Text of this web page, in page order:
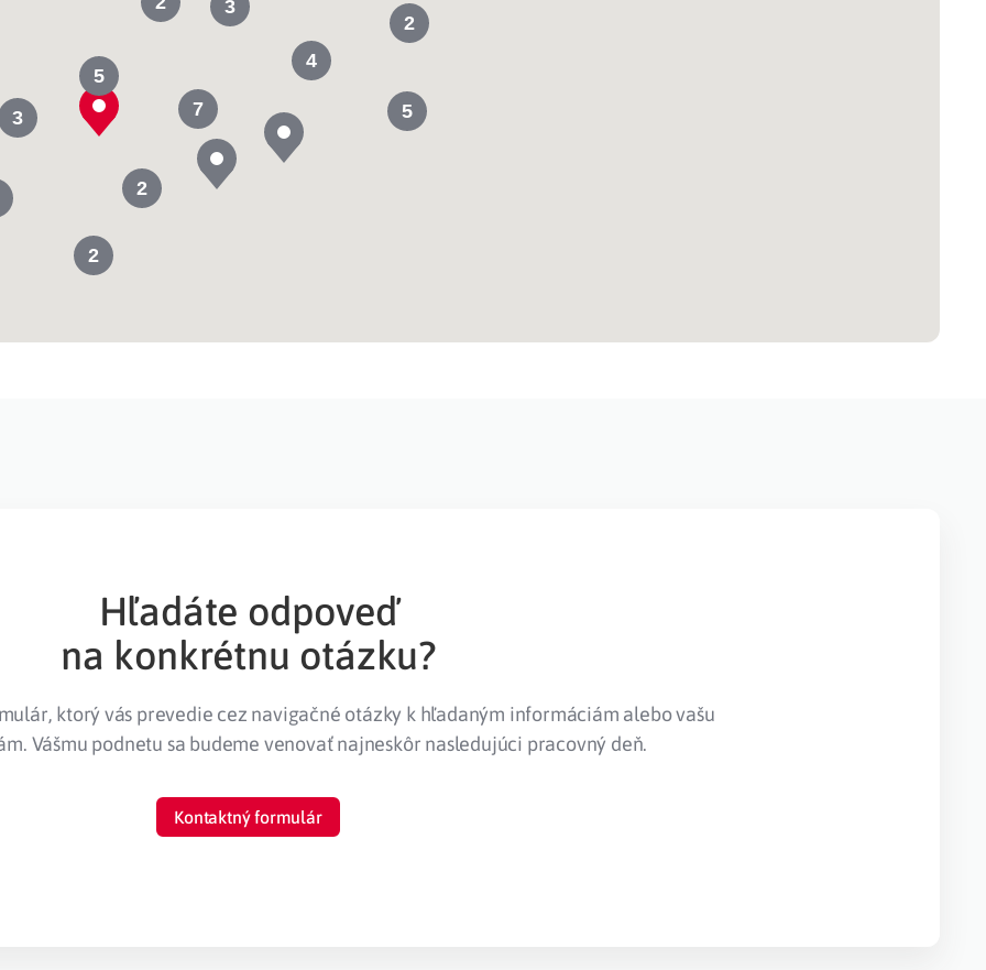
7
2
5
2
5
2
3
4
3
Hľadáte odpoveď
na konkrétnu otázku?
ktorý vás prevedie cez navigačné otázky k hľadaným informáciám alebo vašu
Vášmu podnetu sa budeme venovať najneskôr nasledujúci pracovný deň.
Kontaktný formulár